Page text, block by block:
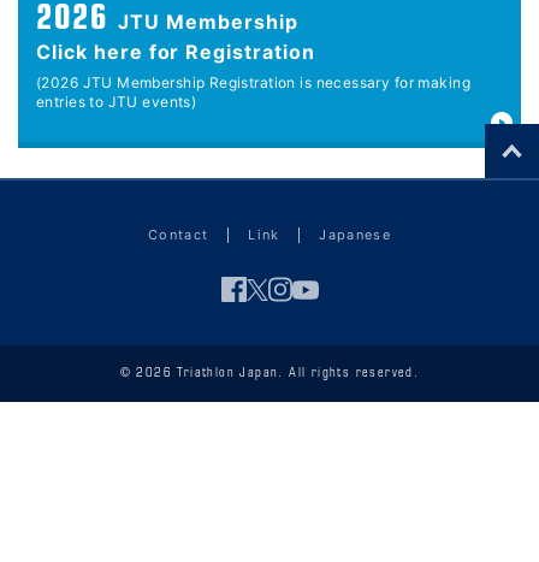
2026 JTU Membership
Click here for Registration
(2026 JTU Membership Registration is necessary for making
entries to JTU events)
Contact Link Japanese
© 2026 Triathlon Japan. All rights reserved.